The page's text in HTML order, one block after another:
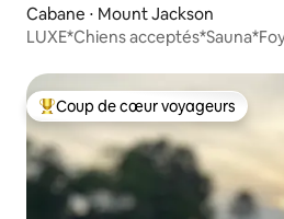
Cabane ⋅ Mount Jackson
LUXE*Chiens
Coups de cœur voyageurs les plus
Coup de cœur voyageurs